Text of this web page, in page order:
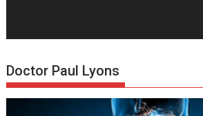
Doctor Paul Lyons